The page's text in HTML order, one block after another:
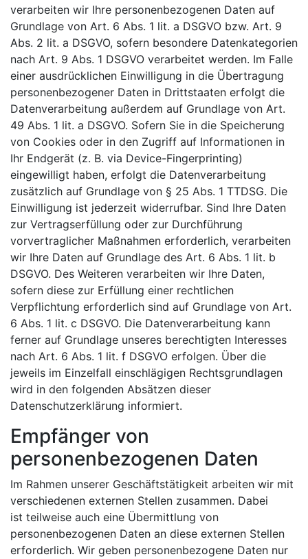
verarbeiten wir Ihre personenbezogenen Daten auf
Grundlage von Art. 6 Abs. 1 lit. a DSGVO bzw. Art. 9
Abs. 2 lit. a DSGVO, sofern besondere Datenkategorien
nach Art. 9 Abs. 1 DSGVO verarbeitet werden. Im Falle
einer ausdrücklichen Einwilligung in die Übertragung
personenbezogener Daten in Drittstaaten erfolgt die
Datenverarbeitung außerdem auf Grundlage von Art.
49 Abs. 1 lit. a DSGVO. Sofern Sie in die Speicherung
von Cookies oder in den Zugriff auf Informationen in
Ihr Endgerät (z. B. via Device-Fingerprinting)
eingewilligt haben, erfolgt die Datenverarbeitung
zusätzlich auf Grundlage von § 25 Abs. 1 TTDSG. Die
Einwilligung ist jederzeit widerrufbar. Sind Ihre Daten
zur Vertragserfüllung oder zur Durchführung
vorvertraglicher Maßnahmen erforderlich, verarbeiten
wir Ihre Daten auf Grundlage des Art. 6 Abs. 1 lit. b
DSGVO. Des Weiteren verarbeiten wir Ihre Daten,
sofern diese zur Erfüllung einer rechtlichen
Verpflichtung erforderlich sind auf Grundlage von Art.
6 Abs. 1 lit. c DSGVO. Die Datenverarbeitung kann
ferner auf Grundlage unseres berechtigten Interesses
nach Art. 6 Abs. 1 lit. f DSGVO erfolgen. Über die
jeweils im Einzelfall einschlägigen Rechtsgrundlagen
wird in den folgenden Absätzen dieser
Datenschutzerklärung informiert.
Empfänger von
personenbezogenen Daten
Im Rahmen unserer Geschäftstätigkeit arbeiten wir mit
verschiedenen externen Stellen zusammen. Dabei
ist teilweise auch eine Übermittlung von
personenbezogenen Daten an diese externen Stellen
erforderlich. Wir geben personenbezogene Daten nur